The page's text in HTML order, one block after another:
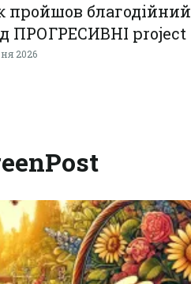
пройшов благодійний
ПРОГРЕСИВНІ project
2026